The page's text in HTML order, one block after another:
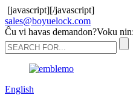
[javascript][/javascript]
sales@boyuelock.com
Ĉu vi havas demandon?Voku nin:
English